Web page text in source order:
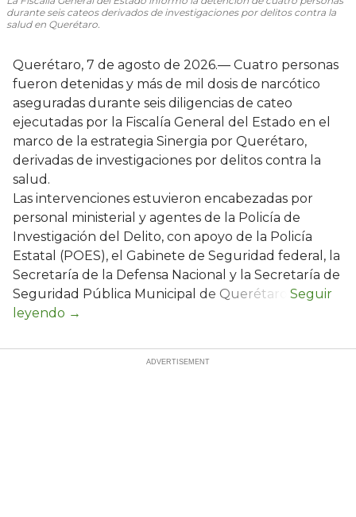
durante seis cateos derivados de investigaciones por delitos contra la
salud en Querétaro.
Querétaro, 7 de agosto de 2026.— Cuatro personas
fueron detenidas y más de mil dosis de narcótico
aseguradas durante seis diligencias de cateo
ejecutadas por la Fiscalía General del Estado en el
marco de la estrategia Sinergia por Querétaro,
derivadas de investigaciones por delitos contra la
salud.
Las intervenciones estuvieron encabezadas por
personal ministerial y agentes de la Policía de
Investigación del Delito, con apoyo de la Policía
Estatal (POES), el Gabinete de Seguridad federal, la
Secretaría de la Defensa Nacional y la Secretaría de
Seguridad Pública Municipal de Querétaro.